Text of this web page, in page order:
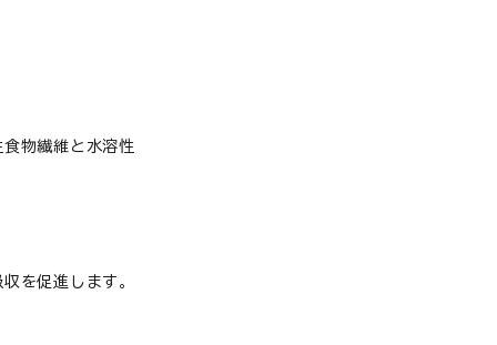
物繊維と水溶性
を促進します。